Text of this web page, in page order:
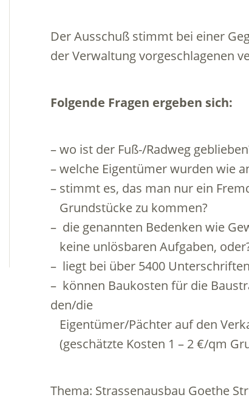
Der Ausschuß stimmt bei einer
der Verwaltung vorgeschlagenen
Folgende Fragen ergeben sich:
– wo ist der Fuß-/Radweg
– welche Eigentümer wurden wie
– stimmt es, das man nur ein
Grundstücke zu kommen?
– die genannten Bedenken wie
keine unlösbaren Aufgaben,
– liegt bei über 5400
– können Baukosten für die
den/die
Eigentümer/Pächter auf den
(geschätzte Kosten 1 – 2 €/qm
Thema: Strassenausbau Goethe